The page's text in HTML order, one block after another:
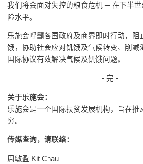
我们将会面对失控的粮食危机 ─ 在下半
险水平。
乐施会呼籲各国政府及商界即时行动，阻
饿，协助社会应对饥饿及气候转变、削减
国际协议有效解决气候及饥饿问题。
- 完 -
关于乐施会：
乐施会是一个国际扶贫发展机构，旨在推
穷。
传媒查询，请联络：
周敏盈 Kit Chau